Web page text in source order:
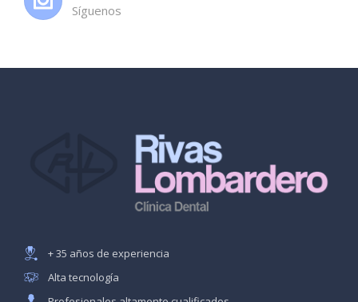
Síguenos
+ 35 años de experiencia
Alta tecnología